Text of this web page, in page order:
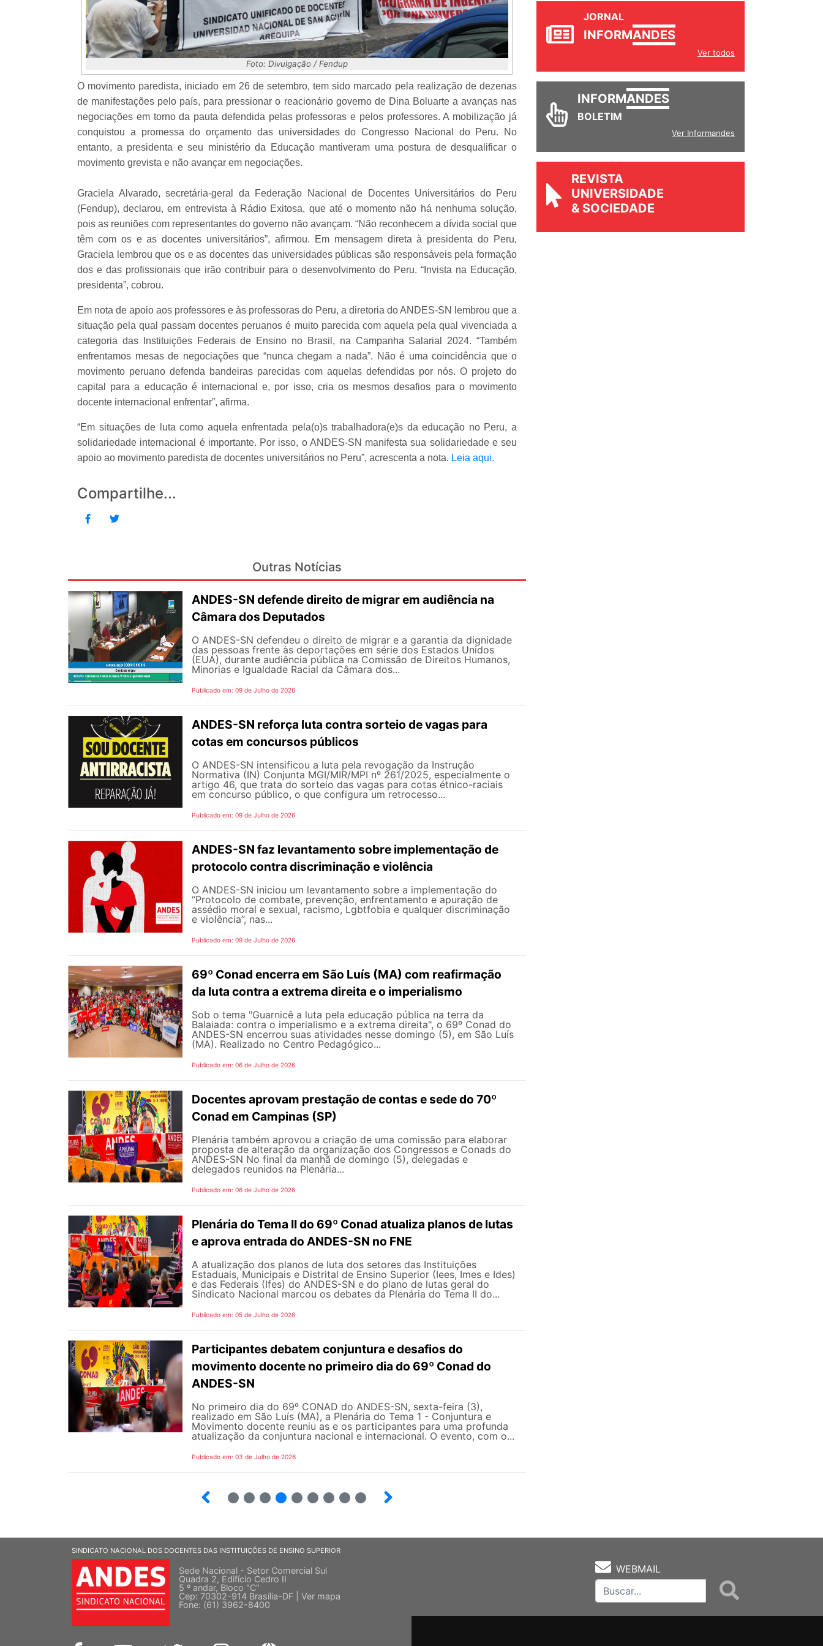
Foto: Divulgação / Fendup
O movimento paredista, iniciado em 26 de setembro, tem sido marcado pela realização de dezenas
de manifestações pelo país, para pressionar o reacionário governo de Dina Boluarte a avanças nas
negociações em torno da pauta defendida pelas professoras e pelos professores. A mobilização já
conquistou a promessa do orçamento das universidades do Congresso Nacional do Peru. No
entanto, a presidenta e seu ministério da Educação mantiveram uma postura de desqualificar o
movimento grevista e não avançar em negociações.
Graciela Alvarado, secretária-geral da Federação Nacional de Docentes Universitários do Peru
(Fendup), declarou, em entrevista à Rádio Exitosa, que até o momento não há nenhuma solução,
pois as reuniões com representantes do governo não avançam. “Não reconhecem a dívida social que
têm com os e as docentes universitários”, afirmou. Em mensagem direta à presidenta do Peru,
Graciela lembrou que os e as docentes das universidades públicas são responsáveis pela formação
dos e das profissionais que irão contribuir para o desenvolvimento do Peru. “Invista na Educação,
presidenta”, cobrou.
Em nota de apoio aos professores e às professoras do Peru, a diretoria do ANDES-SN lembrou que a
situação pela qual passam docentes peruanos é muito parecida com aquela pela qual vivenciada a
categoria das Instituições Federais de Ensino no Brasil, na Campanha Salarial 2024. “Também
enfrentamos mesas de negociações que “nunca chegam a nada”. Não é uma coincidência que o
movimento peruano defenda bandeiras parecidas com aquelas defendidas por nós. O projeto do
capital para a educação é internacional e, por isso, cria os mesmos desafios para o movimento
docente internacional enfrentar”, afirma.
“Em situações de luta como aquela enfrentada pela(o)s trabalhadora(e)s da educação no Peru, a
solidariedade internacional é importante. Por isso, o ANDES-SN manifesta sua solidariedade e seu
apoio ao movimento paredista de docentes universitários no Peru”, acrescenta a nota. Leia aqui.
Compartilhe...
Outras Notícias
ANDES-SN defende direito de migrar em audiência na
Câmara dos Deputados
O ANDES-SN defendeu o direito de migrar e a garantia da dignidade
das pessoas frente às deportações em série dos Estados Unidos
(EUA), durante audiência pública na Comissão de Direitos Humanos,
Minorias e Igualdade Racial da Câmara dos...
Publicado em: 09 de Julho de 2026
ANDES-SN reforça luta contra sorteio de vagas para
cotas em concursos públicos
O ANDES-SN intensificou a luta pela revogação da Instrução
Normativa (IN) Conjunta MGI/MIR/MPI nº 261/2025, especialmente o
artigo 46, que trata do sorteio das vagas para cotas étnico-raciais
em concurso público, o que configura um retrocesso...
Publicado em: 09 de Julho de 2026
ANDES-SN faz levantamento sobre implementação de
protocolo contra discriminação e violência
O ANDES-SN iniciou um levantamento sobre a implementação do
“Protocolo de combate, prevenção, enfrentamento e apuração de
assédio moral e sexual, racismo, Lgbtfobia e qualquer discriminação
e violência”, nas...
Publicado em: 09 de Julho de 2026
69º Conad encerra em São Luís (MA) com reafirmação
da luta contra a extrema direita e o imperialismo
Sob o tema "Guarnicê a luta pela educação pública na terra da
Balaiada: contra o imperialismo e a extrema direita", o 69º Conad do
ANDES-SN encerrou suas atividades nesse domingo (5), em São Luís
(MA). Realizado no Centro Pedagógico...
Publicado em: 06 de Julho de 2026
Docentes aprovam prestação de contas e sede do 70º
Conad em Campinas (SP)
Plenária também aprovou a criação de uma comissão para elaborar
proposta de alteração da organização dos Congressos e Conads do
ANDES-SN No final da manhã de domingo (5), delegadas e
delegados reunidos na Plenária...
Publicado em: 06 de Julho de 2026
Plenária do Tema II do 69º Conad atualiza planos de lutas
e aprova entrada do ANDES-SN no FNE
A atualização dos planos de luta dos setores das Instituições
Estaduais, Municipais e Distrital de Ensino Superior (Iees, Imes e Ides)
e das Federais (Ifes) do ANDES-SN e do plano de lutas geral do
Sindicato Nacional marcou os debates da Plenária do Tema II do...
Publicado em: 05 de Julho de 2026
Participantes debatem conjuntura e desafios do
movimento docente no primeiro dia do 69º Conad do
ANDES-SN
No primeiro dia do 69º CONAD do ANDES-SN, sexta-feira (3),
realizado em São Luís (MA), a Plenária do Tema 1 - Conjuntura e
Movimento docente reuniu as e os participantes para uma profunda
atualização da conjuntura nacional e internacional. O evento, com o...
Publicado em: 03 de Julho de 2026
JORNAL
INFORMANDES
Ver todos
INFORMANDES
BOLETIM
Ver Informandes
REVISTA
UNIVERSIDADE
& SOCIEDADE
SINDICATO NACIONAL DOS DOCENTES DAS INSTITUIÇÕES DE ENSINO SUPERIOR
Sede Nacional - Setor Comercial Sul
Quadra 2, Edifício Cedro II
5 º andar, Bloco "C"
Cep: 70302-914 Brasília-DF | Ver mapa
Fone: (61) 3962-8400
WEBMAIL